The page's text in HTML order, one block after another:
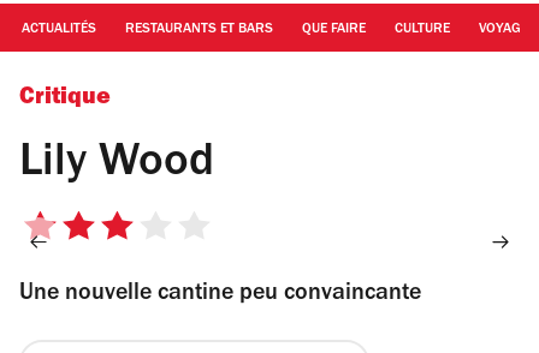
ACTUALITÉS RESTAURANTS ET BARS QUE FAIRE CULTURE VOYAGE
© Lily Wood
Critique
Lily Wood
3
5
Une nouvelle cantine peu convaincante